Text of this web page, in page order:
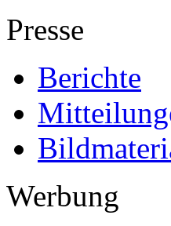
Presse
Berichte
Werbung